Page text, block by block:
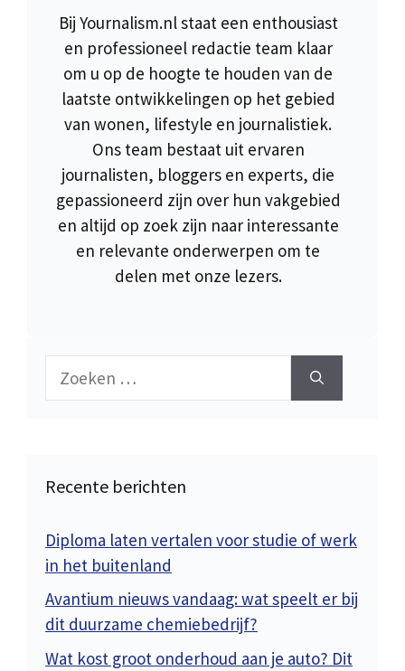
Bij Yournalism.nl staat een enthousiast
en professioneel redactie team klaar
om u op de hoogte te houden van de
laatste ontwikkelingen op het gebied
van wonen, lifestyle en journalistiek.
Ons team bestaat uit ervaren
journalisten, bloggers en experts, die
gepassioneerd zijn over hun vakgebied
en altijd op zoek zijn naar interessante
en relevante onderwerpen om te
delen met onze lezers.
Recente berichten
Diploma laten vertalen voor studie of werk
in het buitenland
Avantium nieuws vandaag: wat speelt er bij
dit duurzame chemiebedrijf?
Wat kost groot onderhoud aan je auto? Dit